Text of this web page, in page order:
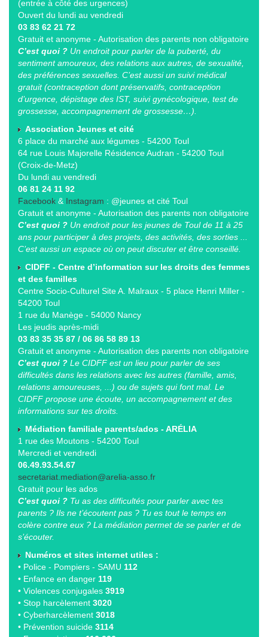
(entrée à côté des urgences)
Ouvert du lundi au vendredi
03 83 62 21 72
Gratuit et anonyme - Autorisation des parents non obligatoire
C’est quoi ? Un endroit pour parler de la puberté, du
sentiment amoureux, des relations aux autres, de sexualité,
des préférences sexuelles. C’est aussi un suivi médical
gratuit (contraception dont préservatifs, contraception
d’urgence, dépistage des IST, suivi gynécologique, test de
grossesse, accompagnement de grossesse…).
Association Jeunes et cité
6 place du marché aux légumes - 54200 Toul
64 rue Louis Majorelle Résidence Audran - 54200 Toul
(Croix-de-Metz)
Du lundi au vendredi
06 81 24 11 92
Facebook & Instagram : @jeunes et cité Toul
Gratuit et anonyme - Autorisation des parents non obligatoire
C’est quoi ? Un endroit pour les jeunes de Toul de 11 à 25
ans pour participer à des projets, des activités, des sorties ...
C’est aussi un espace où on peut discuter et être conseillé.
CIDFF - Centre d’information sur les droits des femmes
et des familles
Centre Socio-Culturel Site A. Malraux - 5 place Henri Miller -
54200 Toul
1 rue du Manège - 54000 Nancy
Les jeudis après-midi
03 83 35 35 87 / 06 86 58 89 13
Gratuit et anonyme - Autorisation des parents non obligatoire
C’est quoi ? Le CIDFF est un lieu pour parler de ses
difficultés dans les relations avec les autres (famille, amis,
relations amoureuses, ...) ou de sujets qui font mal. Le
CIDFF propose une écoute, un accompagnement et des
informations sur tes droits.
Médiation familiale parents/ados - ARÉLIA
1 rue des Moutons - 54200 Toul
Mercredi et vendredi
06.49.93.54.67
secretariat.mediation@arelia-asso.fr
Gratuit pour les ados
C’est quoi ? Tu as des difficultés pour parler avec tes
parents ? Ils ne t’écoutent pas ? Tu es tout le temps en
colère contre eux ? La médiation permet de se parler et de
s’écouter.
Numéros et sites internet utiles :
• Police - Pompiers - SAMU 112
• Enfance en danger 119
• Violences conjugales 3919
• Stop harcèlement 3020
• Cyberharcèlement 3018
• Prévention suicide 3114